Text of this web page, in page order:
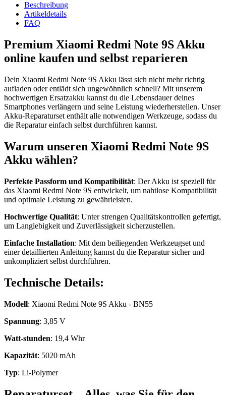
Beschreibung
Artikeldetails
FAQ
Premium Xiaomi Redmi Note 9S Akku
online kaufen und selbst reparieren
Dein Xiaomi Redmi Note 9S Akku lässt sich nicht mehr richtig
aufladen oder entlädt sich ungewöhnlich schnell? Mit unserem
hochwertigen Ersatzakku kannst du die Lebensdauer deines
Smartphones verlängern und seine Leistung wiederherstellen. Unser
Akku-Reparaturset enthält alle notwendigen Werkzeuge, sodass du
die Reparatur einfach selbst durchführen kannst.
Warum unseren Xiaomi Redmi Note 9S
Akku wählen?
Perfekte Passform und Kompatibilität: Der Akku ist speziell für
das Xiaomi Redmi Note 9S entwickelt, um nahtlose Kompatibilität
und optimale Leistung zu gewährleisten.
Hochwertige Qualität: Unter strengen Qualitätskontrollen gefertigt,
um Langlebigkeit und Zuverlässigkeit sicherzustellen.
Einfache Installation: Mit dem beiliegenden Werkzeugset und
einer detaillierten Anleitung kannst du die Reparatur sicher und
unkompliziert selbst durchführen.
Technische Details:
Modell: Xiaomi Redmi Note 9S Akku - BN55
Spannung: 3,85 V
Watt-stunden: 19,4 Whr
Kapazität: 5020 mAh
Typ: Li-Polymer